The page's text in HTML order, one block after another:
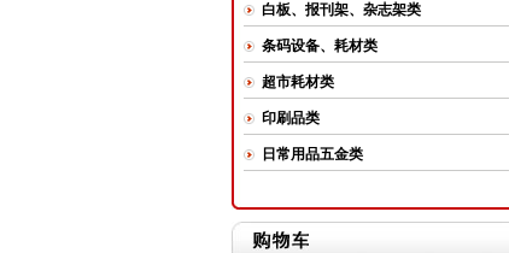
白板、报刊架、杂志架类
条码设备、耗材类
超市耗材类
印刷品类
日常用品五金类